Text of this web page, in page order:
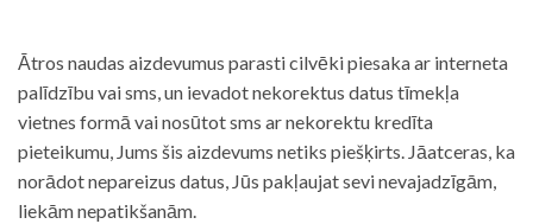
Ātros naudas aizdevumus parasti cilvēki piesaka ar interneta
palīdzību vai sms, un ievadot nekorektus datus tīmekļa
vietnes formā vai nosūtot sms ar nekorektu kredīta
pieteikumu, Jums šis aizdevums netiks piešķirts. Jāatceras, ka
norādot nepareizus datus, Jūs pakļaujat sevi nevajadzīgām,
liekām nepatikšanām.